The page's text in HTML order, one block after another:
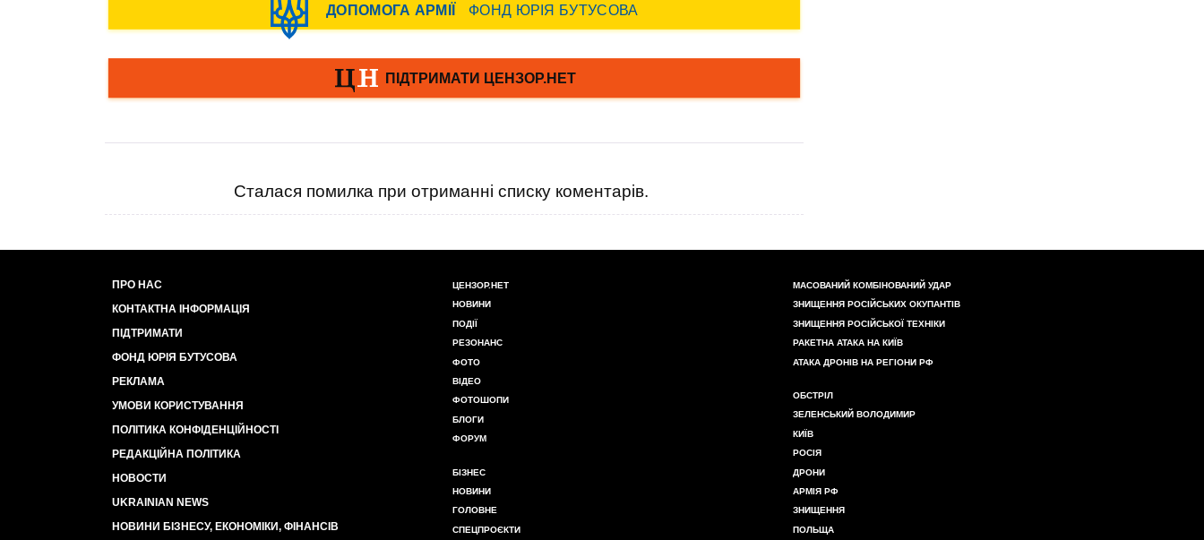
Сталася помилка при отриманні списку коментарів.
ПРО НАС
КОНТАКТНА ІНФОРМАЦІЯ
ПІДТРИМАТИ
ФОНД ЮРІЯ БУТУСОВА
РЕКЛАМА
УМОВИ КОРИСТУВАННЯ
ПОЛІТИКА КОНФІДЕНЦІЙНОСТІ
РЕДАКЦІЙНА ПОЛІТИКА
НОВОСТИ
UKRAINIAN NEWS
НОВИНИ БІЗНЕСУ, ЕКОНОМІКИ, ФІНАНСІВ
ЦЕНЗОР.НЕТ
НОВИНИ
ПОДІЇ
РЕЗОНАНС
ФОТО
ВІДЕО
ФОТОШОПИ
БЛОГИ
ФОРУМ
БІЗНЕС
НОВИНИ
ГОЛОВНЕ
СПЕЦПРОЄКТИ
МАСОВАНИЙ КОМБІНОВАНИЙ УДАР
ЗНИЩЕННЯ РОСІЙСЬКИХ ОКУПАНТІВ
ЗНИЩЕННЯ РОСІЙСЬКОЇ ТЕХНІКИ
РАКЕТНА АТАКА НА КИЇВ
АТАКА ДРОНІВ НА РЕГІОНИ РФ
ОБСТРІЛ
ЗЕЛЕНСЬКИЙ ВОЛОДИМИР
КИЇВ
РОСІЯ
ДРОНИ
АРМІЯ РФ
ЗНИЩЕННЯ
ПОЛЬЩА